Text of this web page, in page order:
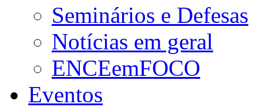
Seminários e Defesas
Notícias em geral
ENCEemFOCO
Eventos